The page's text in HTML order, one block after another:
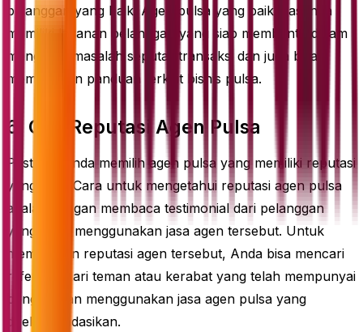
pelanggan yang baik. Agen pulsa yang baik biasanya
memiliki layanan pelanggan yang siap membantu dalam
mengatasi masalah seputar transaksi dan juga bisa
memberikan panduan terkait bisnis pulsa.
6. Cek Reputasi Agen Pulsa
Pastikan Anda memilih agen pulsa yang memiliki reputasi
yang baik. Cara untuk mengetahui reputasi agen pulsa
adalah dengan membaca testimonial dari pelanggan
yang telah menggunakan jasa agen tersebut. Untuk
memastikan reputasi agen tersebut, Anda bisa mencari
referensi dari teman atau kerabat yang telah mempunyai
pengalaman menggunakan jasa agen pulsa yang
direkomendasikan.